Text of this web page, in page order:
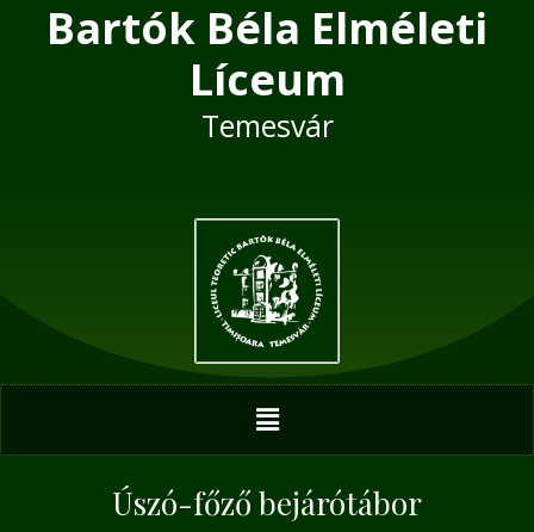
Bartók Béla Elméleti
Líceum
Temesvár
Menu
Úszó-főző bejárótábor
Post
navigation